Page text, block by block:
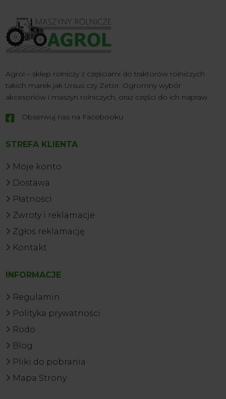
Agrol – sklep rolniczy z częściami do traktorów rolniczych
takich marek jak Ursus czy Zetor. Ogromny wybór
akcesoriów i maszyn rolniczych, oraz części do ich napraw.
 Obserwuj nas na Facebooku
STREFA KLIENTA
Moje konto
Dostawa
Płatności
Zwroty i reklamacje
Zgłoś reklamację
Kontakt
INFORMACJE
Regulamin
Polityka prywatności
Rodo
Blog
Pliki do pobrania
Mapa Strony